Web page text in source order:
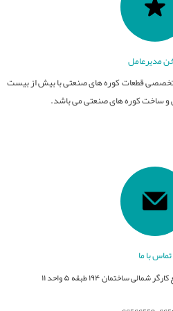
مدیرعامل
تخصصی قطعات کوره های صنعتی با بیش از بیست
و ساخت کوره های صنعتی می باشد.
تماس با ما
ساختمان ۱۹۴ طبقه ۵ واحد ۱۱